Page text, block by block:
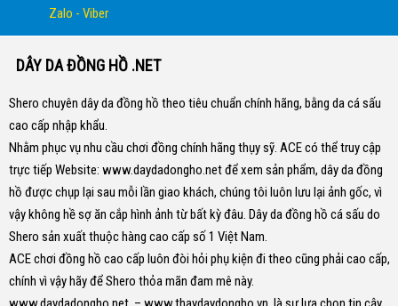
Zalo - Viber
DÂY DA ĐỒNG HỒ .NET
Shero chuyên dây da đồng hồ theo tiêu chuẩn chính hãng, bằng da cá sấu
cao cấp nhập khẩu.
Nhằm phục vụ nhu cầu chơi đồng chính hãng thụy sỹ. ACE có thể truy cập
trực tiếp Website: www.daydadongho.netđể xem sản phẩm, dây da đồng
hồ được chụp lại sau mỗi lần giao khách, chúng tôi luôn lưu lại ảnh gốc, vì
vậy không hề sợ ăn cắp hình ảnh từ bất kỳ đâu. Dây da đồng hồ cá sấu do
Shero sản xuất thuộc hàng cao cấp số 1 Việt Nam.
ACE chơi đồng hồ cao cấp luôn đòi hỏi phụ kiện đi theo cũng phải cao cấp,
chính vì vậy hãy để Shero thỏa mãn đam mê này.